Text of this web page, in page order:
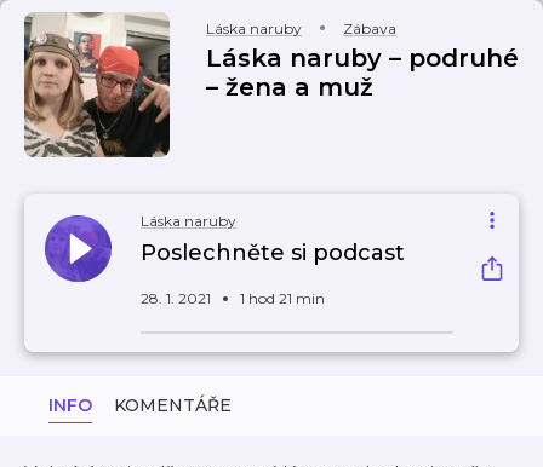
Láska naruby Zábava
Láska naruby – podruhé
– žena a muž
Láska naruby
Poslechněte si podcast
28. 1. 2021 1 hod 21 min
INFO KOMENTÁŘE